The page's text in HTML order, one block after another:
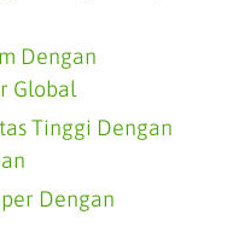
Dengan
Global
Tinggi Dengan
Dengan